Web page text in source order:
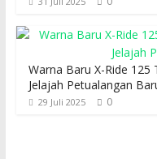
Warna Baru X-Ride 125
Jelajah Petualangan
29 Juli 2025 0